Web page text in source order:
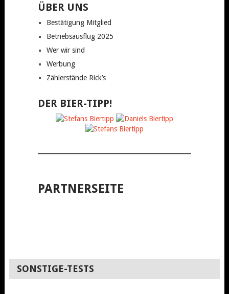
ÜBER UNS
Bestätigung Mitglied
Betriebsausflug 2025
Wer wir sind
Werbung
Zählerstände Rick’s
DER BIER-TIPP!
PARTNERSEITE
SONSTIGE-TESTS